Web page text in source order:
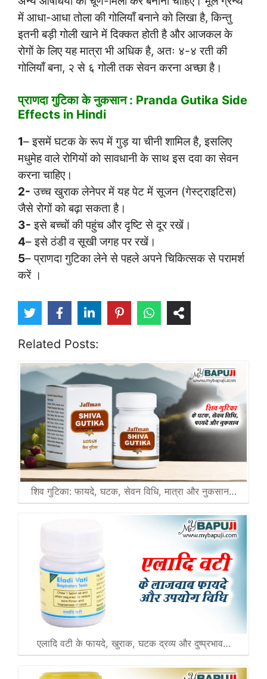
में आधा-आधा तोला की गोलियाँ बनाने को लिखा है, किन्तु
इतनी बड़ी गोली खाने में दिक्कत होती है और आजकल के
रोगों के लिए यह मात्रा भी अधिक है, अतः ४-४ रती की
गोलियाँ बना, २ से ६ गोली तक सेवन करना अच्छा है।
प्राणदा गुटिका के नुकसान : Pranda Gutika Side
Effects in Hindi
1– इसमें घटक के रूप में गुड़ या चीनी शामिल है, इसलिए
मधुमेह वाले रोगियों को सावधानी के साथ इस दवा का सेवन
करना चाहिए।
2- उच्च खुराक लेनेपर में यह पेट में सूजन (गेस्ट्राइटिस)
जैसे रोगों को बढ़ा सकता है।
3- इसे बच्चों की पहुंच और दृष्टि से दूर रखें।
4– इसे ठंडी व सूखी जगह पर रखें।
5– प्राणदा गुटिका लेने से पहले अपने चिकित्सक से परामर्श
करें ।
Related Posts:
शिव गुटिका: फायदे, घटक, सेवन विधि, मात्रा और नुकसान…
एलादि वटी के फायदे, खुराक, घटक द्रव्य और दुष्प्रभाव…